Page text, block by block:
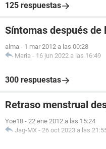
125 respuestas
Síntomas después de
alma - 1 mar 2012 a las 00:28
Maria - 16 jun 2022 a las 16:49
300 respuestas
Retraso menstrual
Yoe18 - 22 ene 2012 a las 15:24
Jag-MX - 26 oct 2023 a las